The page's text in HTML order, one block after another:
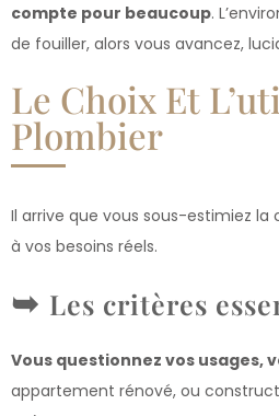
compte pour beaucoup.
de fouiller, alors vous avancez,
Le Choix Et
Plombier
Il arrive que vous sous-estimiez
à vos besoins réels.
Les critères
Vous questionnez vos usages,
appartement rénové, ou